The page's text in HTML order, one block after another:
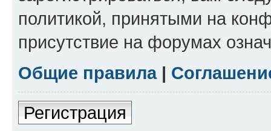
политикой, принятыми на
присутствие на форумах
Общие правила|
Регистрация